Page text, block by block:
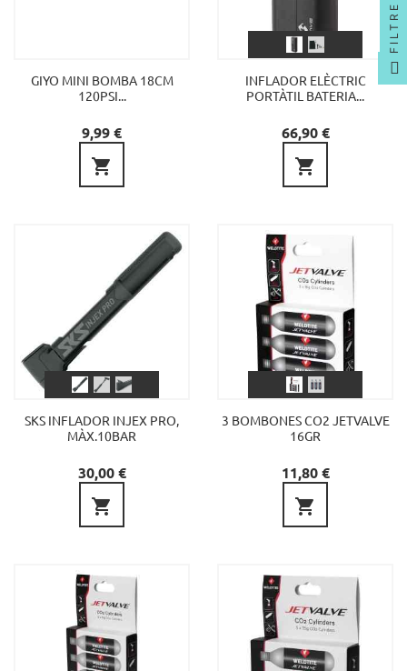
GIYO MINI BOMBA 18CM
120PSI...
Preu
9,99 €

INFLADOR ELÈCTRIC
PORTÀTIL BATERIA...
Preu
66,90 €

SKS INFLADOR INJEX PRO,
MÀX.10BAR
Preu
30,00 €

3 BOMBONES CO2 JETVALVE
16GR
Preu
11,80 €

FILTRE